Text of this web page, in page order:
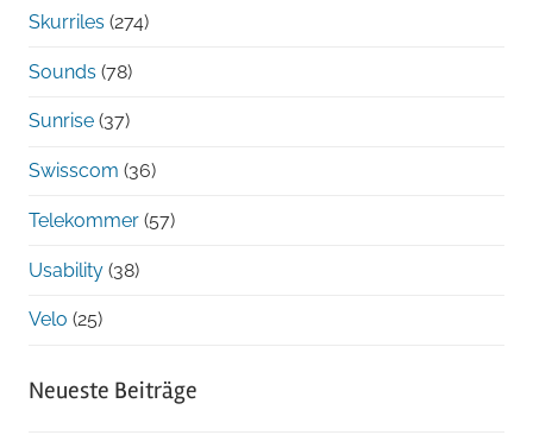
Skurriles (274)
Sounds (78)
Sunrise (37)
Swisscom (36)
Telekommer (57)
Usability (38)
Velo (25)
Neueste Beiträge